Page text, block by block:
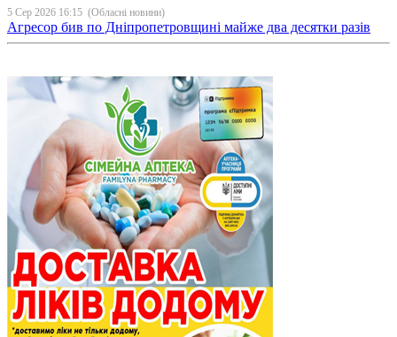
5 Сер 2026 16:15 (Обласні новини)
Агресор бив по Дніпропетровщині майже два десятки разів